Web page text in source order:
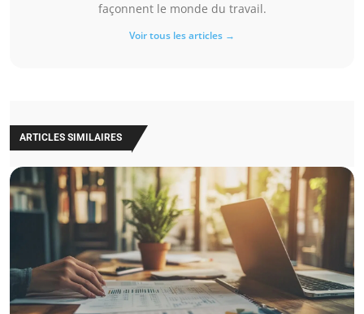
façonnent le monde du travail.
Voir tous les articles →
ARTICLES SIMILAIRES